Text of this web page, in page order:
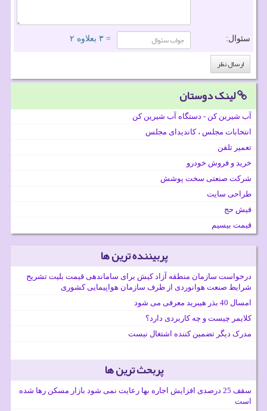
سئوال: = ۳ بعلاوه ۲
لینک دوستان
آب شیرین کن - دستگاه آب شیرین کن
انتخابات مجلس ، کاندیدای مجلس
تعمیر تلفن
خرید و فروش خودرو
شرکت صنعتی سخت پوشش
طراحی سایت
فیش حج
قیمت بیسیم
پربیننده ترین ها
درخواست سازمان منطقه آزاد کیش برای ساماندهی قیمت بلیت تشریح
شرایط صنعت هوانوردی از طرف سازمان هواپیمایی کشوری
امسال 40 بذر هیبرید معرفی می شود
کلایمر چیست و چه کاربردی دارد؟
مدرک دیگر تضمین کننده اشتغال نیست
پربحث ترین ها
سقف 25 درصدی افزایش اجاره بها رعایت نمی شود بازار مسکن رها شده
است